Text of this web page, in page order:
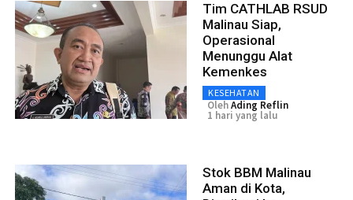
Tim CATHLAB RSUD
Malinau Siap,
Operasional
Menunggu Alat
Kemenkes
KESEHATAN
OlehAding Reflin
1 hari yang lalu
Stok BBM Malinau
Aman di Kota,